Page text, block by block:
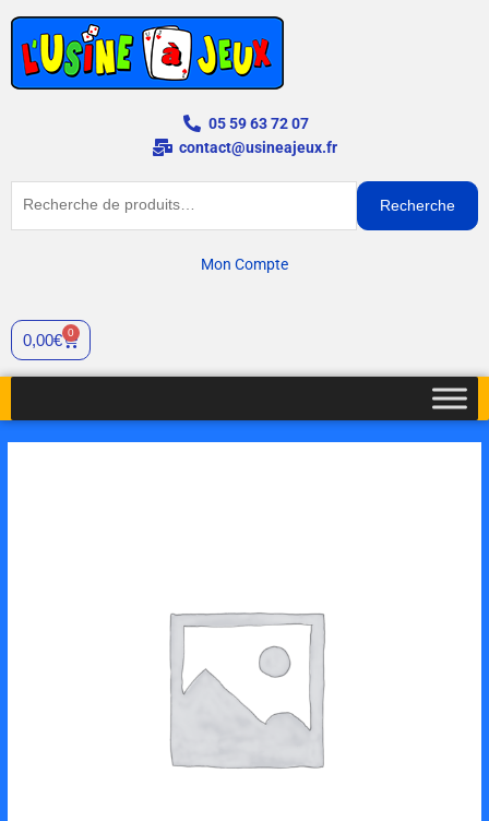
contenu
05 59 63 72 07
contact@usineajeux.fr
Recherche
Mon Compte
0,00€ 0
Cart